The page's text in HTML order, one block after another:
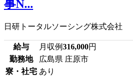
事N...
日研トータルソーシング株式会社
給与 月収例316,000円
勤務地
広島県 庄原市
寮・社宅 あり